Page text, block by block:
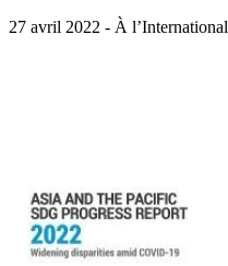
27 avril 2022 - À l’International